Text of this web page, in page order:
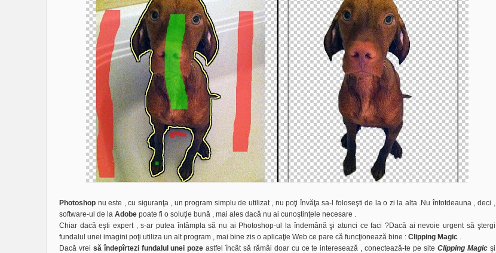
Photoshop nu este , cu siguranţa , un program simplu de utilizat , nu poţi învăţa sa-l foloseşti de la o zi la alta .Nu întotdeauna , deci ,
software-ul de la Adobe poate fi o soluţie bună , mai ales dacă nu ai cunoştinţele necesare .
Chiar dacă eşti expert , s-ar putea întâmpla să nu ai Photoshop-ul la îndemână şi atunci ce faci ?Dacă ai nevoie urgent să ştergi
fundalul unei imagini poţi utiliza un alt program , mai bine zis o aplicaţie Web ce pare că funcţionează bine : Clipping Magic .
Dacă vrei să îndepîrtezi fundalul unei poze astfel încât să rămâi doar cu ce te interesează , conectează-te pe site Clipping Magicşi